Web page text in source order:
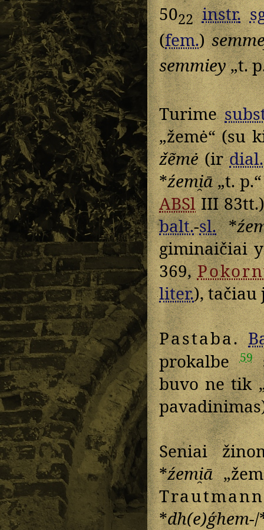
5022 instr.
(fem.)
semmiey„t.
Turime
„žemė“ (su
žẽmė(irdial.
*źemi̯ā„t.
ABSlIII
balt.-sl.*
giminaičiai
369,
liter.), tačiau
Pastaba.
prokalbe59
buvo ne tik
Seniai
*źemi̯ā
Trautmann
*dh(e)ǵhem-/